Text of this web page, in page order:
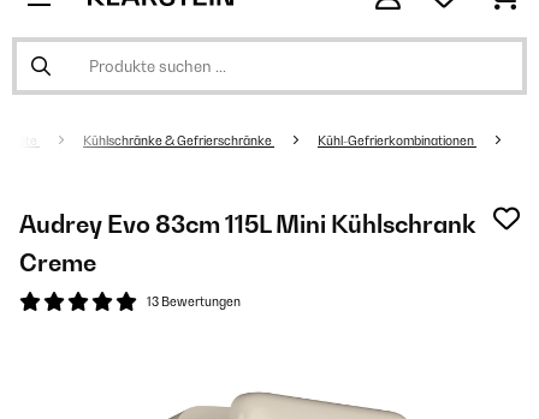
Kühlschränke & Gefrierschränke Kühl-Gefrierkombinationen
Audrey Evo 83cm 115L Mini Kühlschrank​
Creme
13 Bewertungen